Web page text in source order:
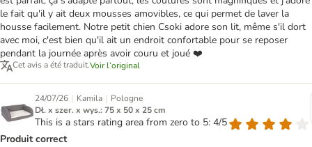
le fait qu'il y ait deux mousses amovibles, ce qui permet de laver la
housse facilement. Notre petit chien Csoki adore son lit, même s'il dort
avec moi, c'est bien qu'il ait un endroit confortable pour se reposer
pendant la journée après avoir couru et joué ❤️
Cet avis a été traduit.Voir l’original
24/07/26 | Kamila | Pologne
Dł. x szer. x wys.: 75 x 50 x 25 cm
This is a stars rating area from zero to 5: 4/5
Produit correct